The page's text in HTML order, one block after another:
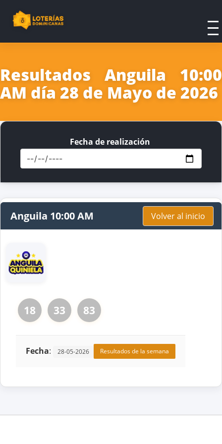
Resultados Anguila 10:00
AM día 28 de Mayo de 2026
Fecha de realización
Anguila 10:00 AM Volver al inicio
18 33 83
Fecha: 28-05-2026 Resultados de la semana